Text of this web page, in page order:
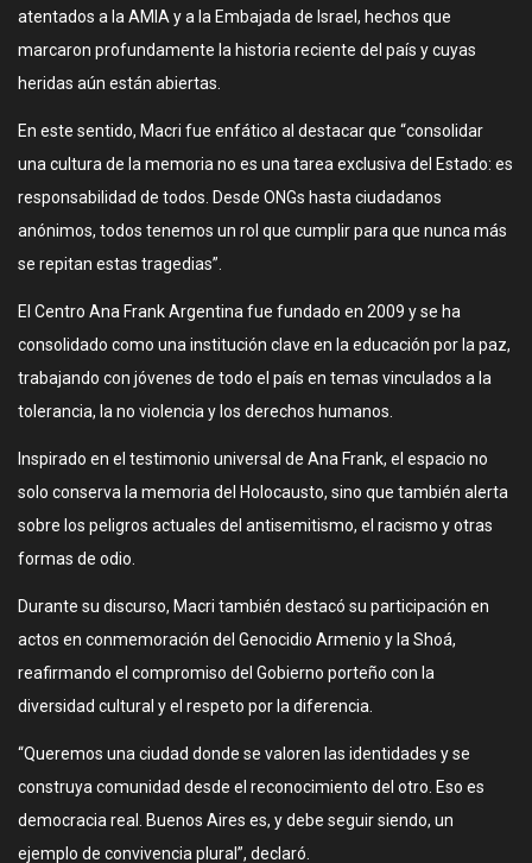
atentados a la AMIA y a la Embajada de Israel, hechos que
marcaron profundamente la historia reciente del país y cuyas
heridas aún están abiertas.
En este sentido, Macri fue enfático al destacar que “consolidar
una cultura de la memoria no es una tarea exclusiva del Estado: es
responsabilidad de todos. Desde ONGs hasta ciudadanos
anónimos, todos tenemos un rol que cumplir para que nunca más
se repitan estas tragedias”.
El Centro Ana Frank Argentina fue fundado en 2009 y se ha
consolidado como una institución clave en la educación por la paz,
trabajando con jóvenes de todo el país en temas vinculados a la
tolerancia, la no violencia y los derechos humanos.
Inspirado en el testimonio universal de Ana Frank, el espacio no
solo conserva la memoria del Holocausto, sino que también alerta
sobre los peligros actuales del antisemitismo, el racismo y otras
formas de odio.
Durante su discurso, Macri también destacó su participación en
actos en conmemoración del Genocidio Armenio y la Shoá,
reafirmando el compromiso del Gobierno porteño con la
diversidad cultural y el respeto por la diferencia.
“Queremos una ciudad donde se valoren las identidades y se
construya comunidad desde el reconocimiento del otro. Eso es
democracia real. Buenos Aires es, y debe seguir siendo, un
ejemplo de convivencia plural”, declaró.